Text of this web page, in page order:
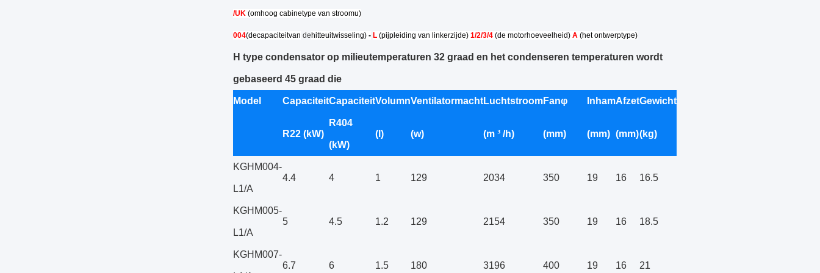
/UK (omhoog cabinetype van stroomu)
004(decapaciteitvan dehitteuitwisseling) - L (pijpleiding van linkerzijde) 1/2/3/4 (de motorhoeveelheid) A (het ontwerptype)
H type condensator op milieutemperaturen 32 graad en het condenseren temperaturen wordt
gebaseerd 45 graad die
Model CapaciteitCapaciteitVolumnVentilatormachtLuchtstroomFanφ InhamAfzetGewicht
R22 (kW)
R404
(kW)
(l) (w) (m ³ /h) (mm) (mm) (mm)(kg)
KGHM004-
L1/A
4.4 4 1 129 2034 350 19 16 16.5
KGHM005-
L1/A
5 4.5 1.2 129 2154 350 19 16 18.5
KGHM007-
6.7 6 1.5 180 3196 400 19 16 21